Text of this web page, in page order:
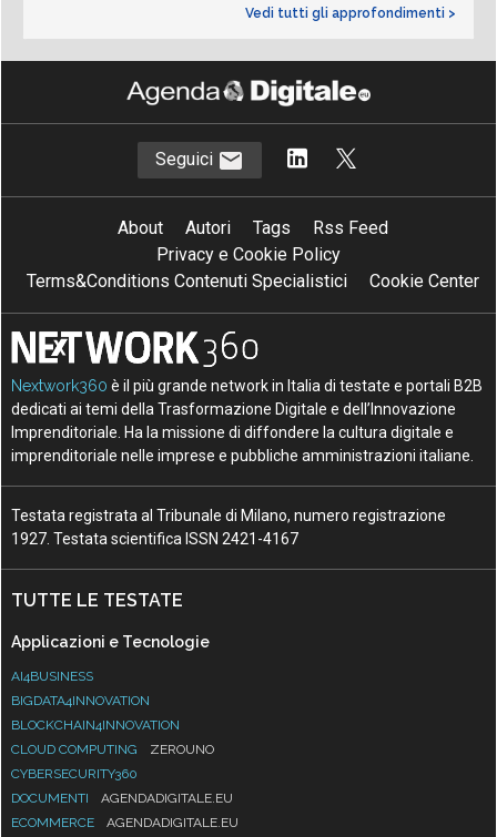
Vedi tutti gli approfondimenti >
Seguici
About Autori Tags
Rss Feed
Privacy e Cookie Policy
Terms&Conditions Contenuti Specialistici
Cookie Center
Nextwork360 è il più grande network in Italia di testate e portali B2B
dedicati ai temi della Trasformazione Digitale e dell’Innovazione
Imprenditoriale. Ha la missione di diffondere la cultura digitale e
imprenditoriale nelle imprese e pubbliche amministrazioni italiane.
Testata registrata al Tribunale di Milano, numero registrazione
1927. Testata scientifica ISSN 2421-4167
TUTTE LE TESTATE
Applicazioni e Tecnologie
AI4BUSINESS
BIGDATA4INNOVATION
BLOCKCHAIN4INNOVATION
CLOUD COMPUTING
ZEROUNO
CYBERSECURITY360
DOCUMENTI
AGENDADIGITALE.EU
ECOMMERCE
AGENDADIGITALE.EU